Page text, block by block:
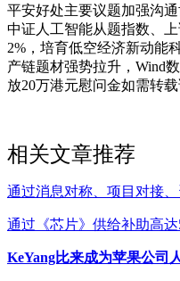
平安好处主要议题加强沟
中证人工智能从题指数、
2%，培育低空经济新动能
产链题材强势拉升，Wind
放20万港元慰问金如需转
相关文章推荐
通过消息对称、项目对接
通过《芯片》供给补助高达
KeYang比来成为苹果公司